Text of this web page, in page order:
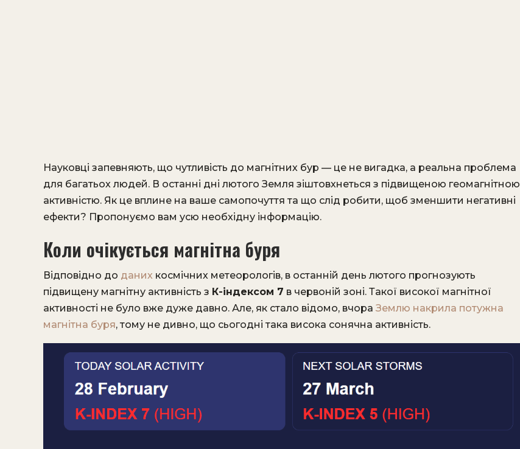
Науковці запевняють, що чутливість до магнітних бур — це не вигадка, а реальна проблема
для багатьох людей. В останні дні лютого Земля зіштовхнеться з підвищеною геомагнітною
активністю. Як це вплине на ваше самопочуття та що слід робити, щоб зменшити негативні
ефекти? Пропонуємо вам усю необхідну інформацію.
Коли очікується магнітна буря
Відповідно до даних космічних метеорологів, в останній день лютого прогнозують
підвищену магнітну активність з К-індексом 7 в червоній зоні. Такої високої магнітної
активності не було вже дуже давно. Але, як стало відомо, вчора Землю накрила потужна
магнітна буря, тому не дивно, що сьогодні така висока сонячна активність.